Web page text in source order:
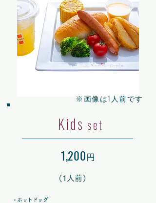
​※画像は1人前です
Kids set
1,200 円
（ 1人前）
・ホットドッグ